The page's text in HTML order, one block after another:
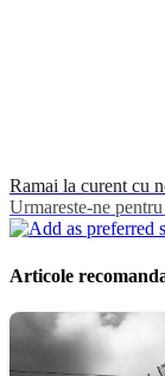
Ramai la curent cu
Urmareste-ne
Articole